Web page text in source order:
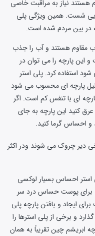
هستند نیاز به مراقبت خاصی
شست. همین ویژگی پلی
در بین مردم شده است.
مقاوم هستند و آب را جذب
این پارچه را می توان در
استفاده کرد. پلی استر
پارچه ای محسوب می شود
ای با تنفس کم است. اگر
کنید این پارچه به جای
احساس گرما کنید.
دیر چروک می شوند ودر اکثر
استر احساس بسیار لوکسی
برای پوست حساس درد سر
ایجاد و بافتن پارچه پلی
و برخی از پلی استرها را
ابریشم چین تقریباً به همان